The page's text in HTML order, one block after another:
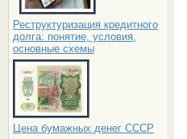
Реструктуризация кредитного
долга: понятие, условия,
основные схемы
Цена бумажных денег СССР